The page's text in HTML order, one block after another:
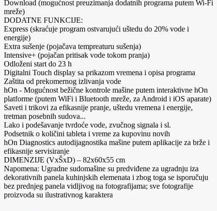
Download (mogućnost preuzimanja dodatnih programa putem Wi-Fi
mreže)
DODATNE FUNKCIJE:
Express (skraćuje program ostvarujući uštedu do 20% vode i
energije)
Extra sušenje (pojačava tempreaturu sušenja)
Intensive+ (pojačan pritisak vode tokom pranja)
Odloženi start do 23 h
Digitalni Touch display sa prikazom vremena i opisa programa
Zaštita od prekomernog izlivanja vode
hOn - Mogućnost bežične kontrole mašine putem interaktivne hOn
platforme (putem WiFi i Bluetooth mreže, za Android i iOS aparate)
Saveti i trikovi za efikasnije pranje, uštedu vremena i energije,
tretman posebnih sudova...
Lako i podešavanje tvrdoće vode, zvučnog signala i sl.
Podsetnik o količini tableta i vreme za kupovinu novih
hOn Diagnostics autodijagnostika mašine putem aplikacije za brže i
efikasnije servisiranje
DIMENZIJE (VxŠxD) – 82x60x55 cm
Napomena: Ugradne sudomašine su predviđene za ugradnju iza
dekorativnih panela kuhinjskih elemenata i zbog toga se isporučuju
bez prednjeg panela vidljivog na fotografijama; sve fotografije
proizvoda su ilustrativnog karaktera